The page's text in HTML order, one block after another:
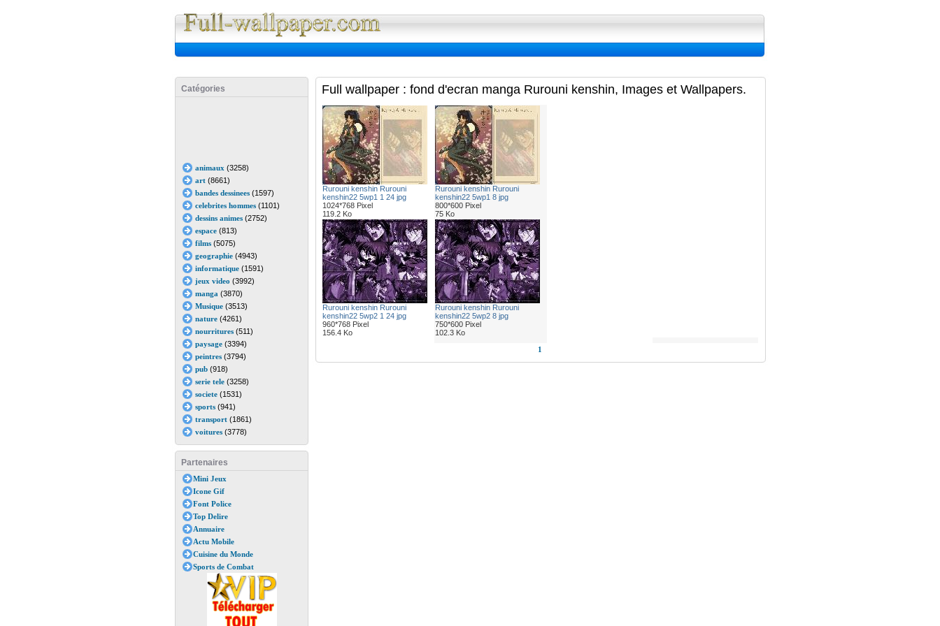
Catégories
animaux (3258)
art(8661)
bandes dessinees(1597)
celebrites hommes(1101)
dessins animes(2752)
espace(813)
films(5075)
geographie(4943)
informatique(1591)
jeux video (3992)
manga (3870)
Musique(3513)
nature(4261)
nourritures(511)
paysage(3394)
peintres(3794)
pub(918)
serie tele(3258)
societe(1531)
sports(941)
transport(1861)
voitures(3778)
Partenaires
Mini Jeux
Icone Gif
Font Police
Top Delire
Annuaire
Actu Mobile
Cuisine du Monde
Sports de Combat
Full wallpaper : fond d'ecran manga Rurouni kenshin, Images et Wallpapers.
Rurouni kenshin Rurouni
kenshin22 5wp1 1 24 jpg
1024*768 Pixel
119.2 Ko
Rurouni kenshin Rurouni
kenshin22 5wp1 8 jpg
800*600 Pixel
75 Ko
Rurouni kenshin Rurouni
kenshin22 5wp2 1 24 jpg
960*768 Pixel
156.4 Ko
Rurouni kenshin Rurouni
kenshin22 5wp2 8 jpg
750*600 Pixel
102.3 Ko
1